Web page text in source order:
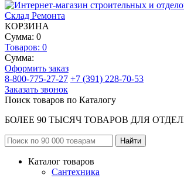
КОРЗИНА
Сумма: 0
Товаров: 0
Сумма:
Оформить заказ
8-800-775-27-27 +7 (391) 228-70-53
Заказать звонок
Поиск товаров по Каталогу
БОЛЕЕ 90 ТЫСЯЧ ТОВАРОВ ДЛЯ
Каталог товаров
Сантехника